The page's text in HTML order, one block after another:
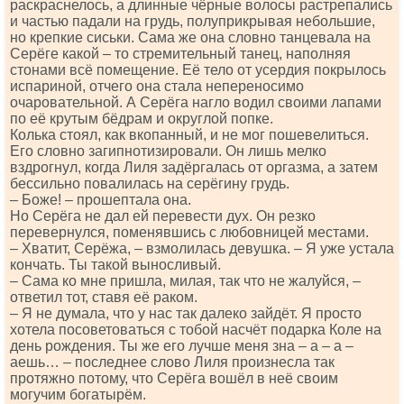
раскраснелось, а длинные чёрные волосы растрепались
и частью падали на грудь, полуприкрывая небольшие,
но крепкие сиськи. Сама же она словно танцевала на
Серёге какой – то стремительный танец, наполняя
стонами всё помещение. Её тело от усердия покрылось
испариной, отчего она стала непереносимо
очаровательной. А Серёга нагло водил своими лапами
по её крутым бёдрам и округлой попке.
Колька стоял, как вкопанный, и не мог пошевелиться.
Его словно загипнотизировали. Он лишь мелко
вздрогнул, когда Лиля задёргалась от оргазма, а затем
бессильно повалилась на серёгину грудь.
– Боже! – прошептала она.
Но Серёга не дал ей перевести дух. Он резко
перевернулся, поменявшись с любовницей местами.
– Хватит, Серёжа, – взмолилась девушка. – Я уже устала
кончать. Ты такой выносливый.
– Сама ко мне пришла, милая, так что не жалуйся, –
ответил тот, ставя её раком.
– Я не думала, что у нас так далеко зайдёт. Я просто
хотела посоветоваться с тобой насчёт подарка Коле на
день рождения. Ты же его лучше меня зна – а – а –
аешь… – последнее слово Лиля произнесла так
протяжно потому, что Серёга вошёл в неё своим
могучим богатырём.